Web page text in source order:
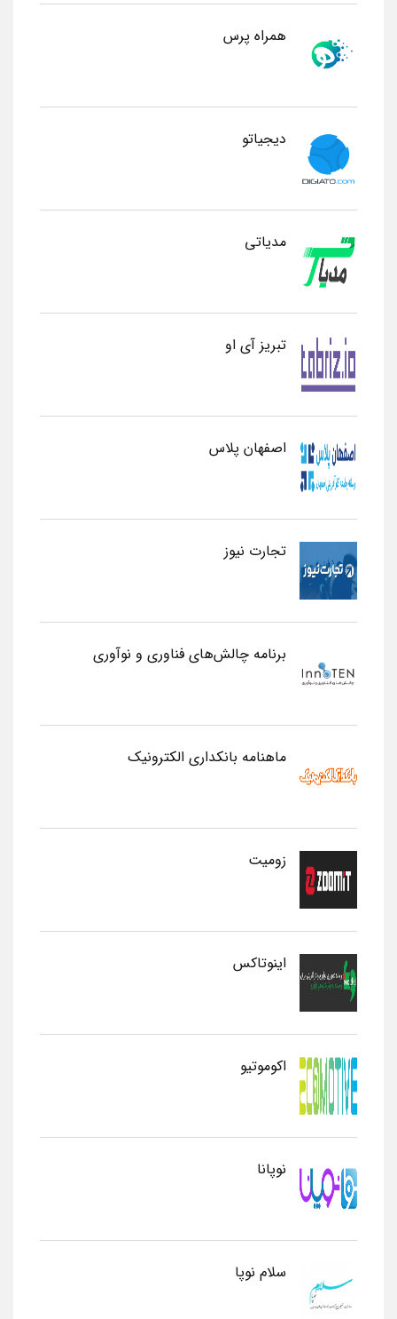
همراه پرس
دیجیاتو
مدیاتی
تبریز آی او
اصفهان پلاس
تجارت نیوز
برنامه چالش‌های فناوری و نوآوری
ماهنامه بانکداری الکترونیک
زومیت
اینوتاکس
اکوموتیو
نوپانا
سلام نوپا